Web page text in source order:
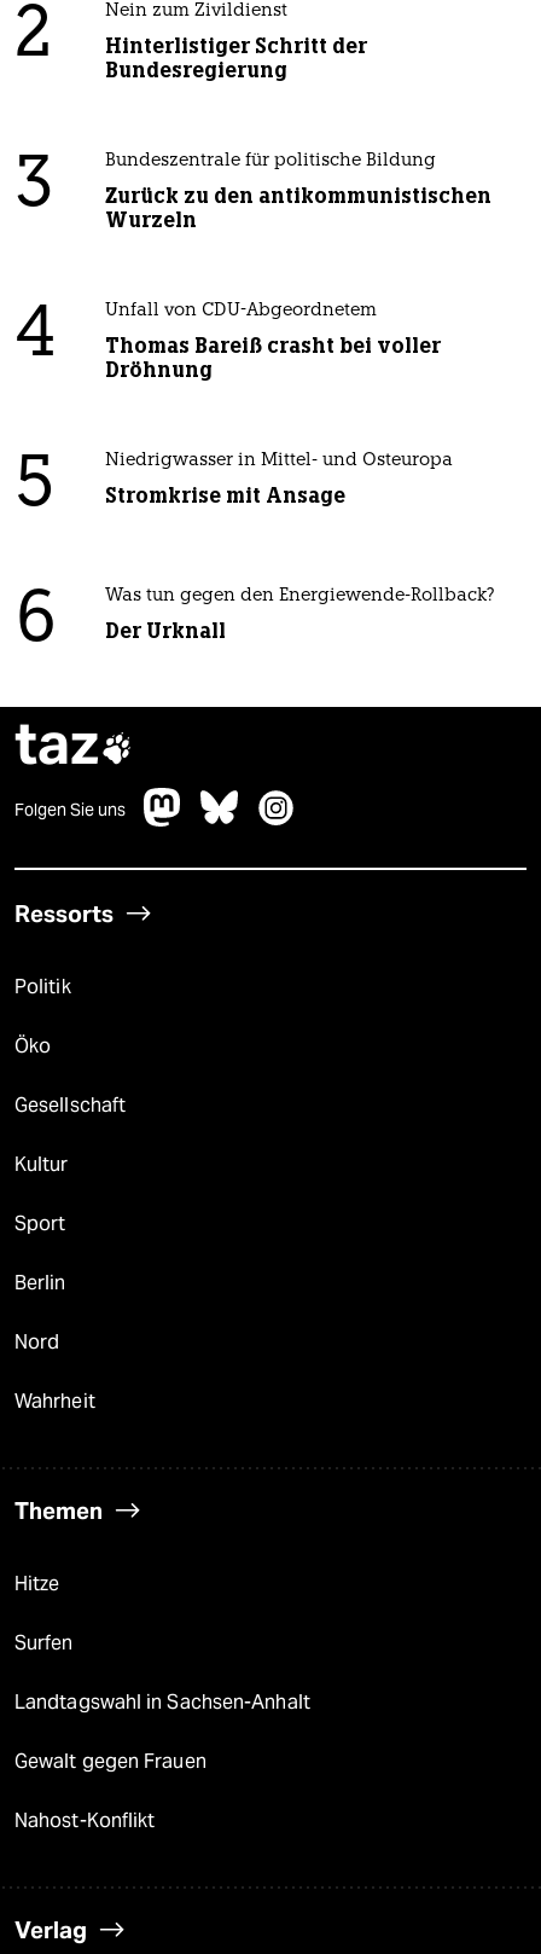
2 Nein zum Zivildienst
Hinterlistiger Schritt der
Bundesregierung
3 Bundeszentrale für politische Bildung
Zurück zu den antikommunistischen
Wurzeln
4 Unfall von CDU-Abgeordnetem
Thomas Bareiß crasht bei voller
Dröhnung
5 Niedrigwasser in Mittel- und Osteuropa
Stromkrise mit Ansage
6 Was tun gegen den Energiewende-Rollback?
Der Urknall
taz
Folgen Sie uns
Ressorts
Politik
Öko
Gesellschaft
Kultur
Sport
Berlin
Nord
Wahrheit
Themen
Hitze
Surfen
Landtagswahl in Sachsen-Anhalt
Gewalt gegen Frauen
Nahost-Konflikt
Verlag